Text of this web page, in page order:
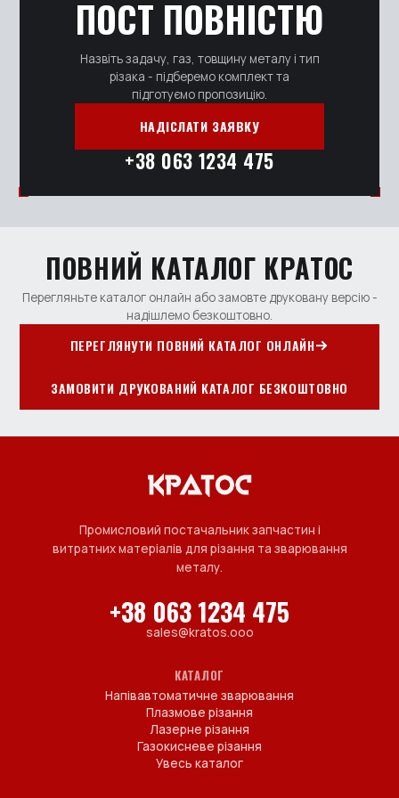
ПОСТ ПОВНІСТЮ
Назвіть задачу, газ, товщину металу і тип
різака - підберемо комплект та
підготуємо пропозицію.
НАДІСЛАТИ ЗАЯВКУ
+38 063 1234 475
ПОВНИЙ КАТАЛОГ КРАТОС
Перегляньте каталог онлайн або замовте друковану версію -
надішлемо безкоштовно.
ПЕРЕГЛЯНУТИ ПОВНИЙ КАТАЛОГ ОНЛАЙН
ЗАМОВИТИ ДРУКОВАНИЙ КАТАЛОГ БЕЗКОШТОВНО
Промисловий постачальник запчастин і
витратних матеріалів для різання та зварювання
металу.
+38 063 1234 475
sales@kratos.ooo
КАТАЛОГ
Напівавтоматичне зварювання
Плазмове різання
Лазерне різання
Газокисневе різання
Увесь каталог